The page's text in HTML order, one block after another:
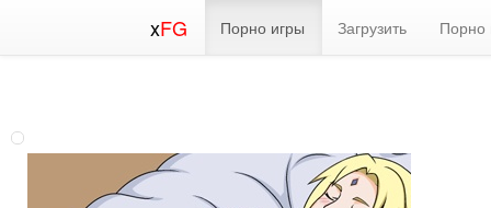
xFG Порно игры Загрузить Порно